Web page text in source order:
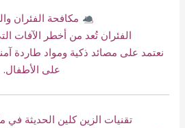
مكافحة الفئران
الفئران تُعد من أخطر الآفات
نعتمد على مصائد ذكية ومواد طاردة
على الأطفال.
تقنيات الزين كلين الحديثة